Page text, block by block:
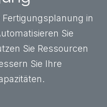
Fertigungsplanung in
Sie
Sie Ressourcen
Sie Ihre